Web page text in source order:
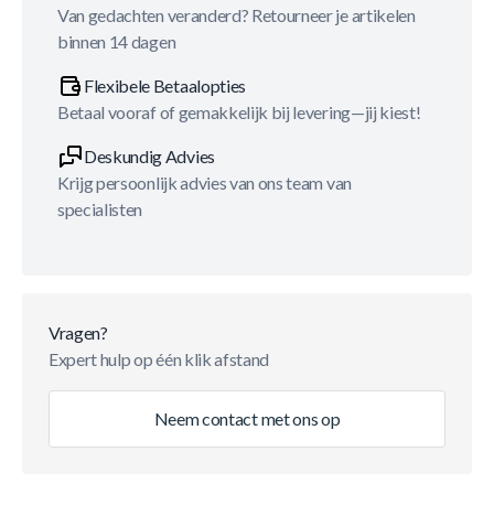
Van gedachten veranderd? Retourneer je artikelen
binnen 14 dagen
Flexibele Betaalopties
Betaal vooraf of gemakkelijk bij levering—jij kiest!
Deskundig Advies
Krijg persoonlijk advies van ons team van
specialisten
Vragen?
Expert hulp op één klik afstand
Neem contact met ons op